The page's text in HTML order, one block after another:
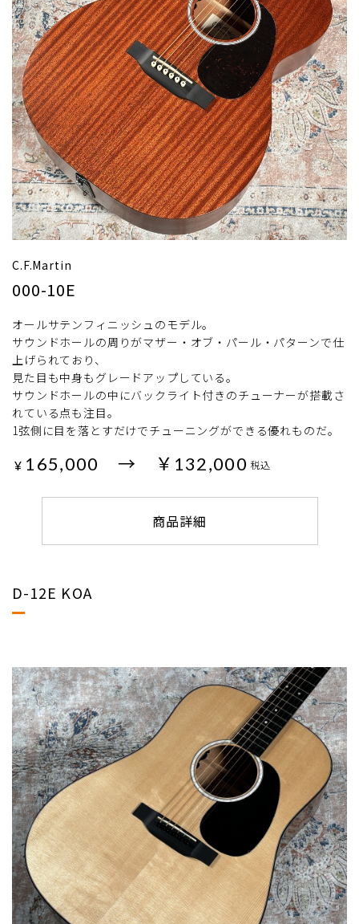
C.F.Martin
000-10E
オールサテンフィニッシュのモデル。
サウンドホールの周りがマザー・オブ・パール・パターンで仕
上げられており、
見た目も中身もグレードアップしている。
サウンドホールの中にバックライト付きのチューナーが搭載さ
れている点も注目。
1弦側に目を落とすだけでチューニングができる優れものだ。
¥ 165,000 → ￥132,000 税込
商品詳細
D-12E KOA